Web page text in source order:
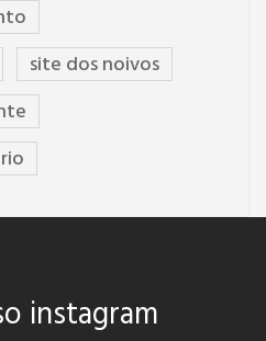
site dos noivos
instagram